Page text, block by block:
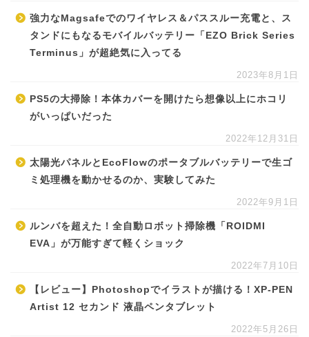
強力なMagsafeでのワイヤレス＆パススルー充電と、ス
タンドにもなるモバイルバッテリー「EZO Brick Series
Terminus」が超絶気に入ってる
2023年8月1日
PS5の大掃除！本体カバーを開けたら想像以上にホコリ
がいっぱいだった
2022年12月31日
太陽光パネルとEcoFlowのポータブルバッテリーで生ゴ
ミ処理機を動かせるのか、実験してみた
2022年9月1日
ルンバを超えた！全自動ロボット掃除機「ROIDMI
EVA」が万能すぎて軽くショック
2022年7月10日
【レビュー】Photoshopでイラストが描ける！XP-PEN
Artist 12 セカンド 液晶ペンタブレット
2022年5月26日